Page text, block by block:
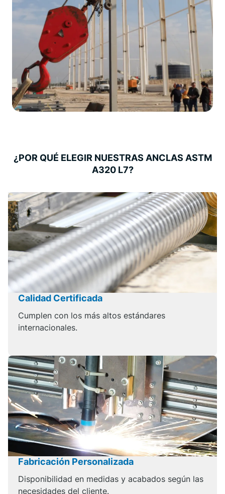
¿POR QUÉ ELEGIR NUESTRAS ANCLAS ASTM
A320 L7?
Calidad Certificada
Cumplen con los más altos estándares
internacionales.
Fabricación Personalizada
Disponibilidad en medidas y acabados según las
necesidades del cliente.